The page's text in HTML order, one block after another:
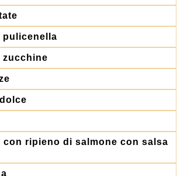
pulicenella
zucchine
con ripieno di salmone con salsa